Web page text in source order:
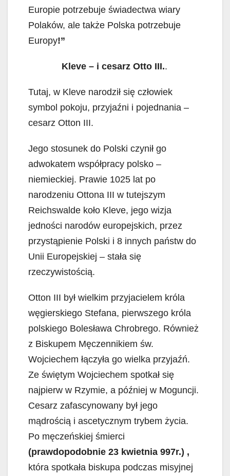
Europie potrzebuje świadectwa wiary
Polaków, ale także Polska potrzebuje
Europy!”
Kleve – i cesarz Otto III..
Tutaj, w Kleve narodził się człowiek
symbol pokoju, przyjaźni i pojednania –
cesarz Otton III.
Jego stosunek do Polski czynił go
adwokatem współpracy polsko –
niemieckiej. Prawie 1025 lat po
narodzeniu Ottona III w tutejszym
Reichswalde koło Kleve, jego wizja
jedności narodów europejskich, przez
przystąpienie Polski i 8 innych państw do
Unii Europejskiej – stała się
rzeczywistością.
Otton III był wielkim przyjacielem króla
węgierskiego Stefana, pierwszego króla
polskiego Bolesława Chrobrego. Również
z Biskupem Męczennikiem św.
Wojciechem łączyła go wielka przyjaźń.
Ze świętym Wojciechem spotkał się
najpierw w Rzymie, a później w Moguncji.
Cesarz zafascynowany był jego
mądrością i ascetycznym trybem życia.
Po męczeńskiej śmierci
(prawdopodobnie 23 kwietnia 997r.) ,
która spotkała biskupa podczas misyjnej